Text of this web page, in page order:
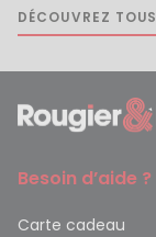
DÉCOUVREZ
Besoin d’aide ?
Carte cadeau